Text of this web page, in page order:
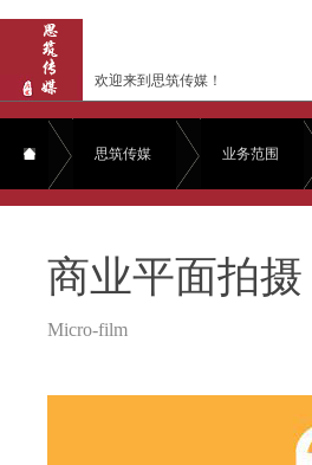
欢迎来到思筑传媒！
思筑传媒 业务范围
商业平面拍摄
Micro-film